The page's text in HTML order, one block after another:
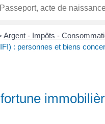
Argent - Impôts -
: personnes et biens